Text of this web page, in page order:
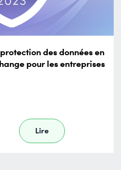
des données en
pour les entreprises
Lire